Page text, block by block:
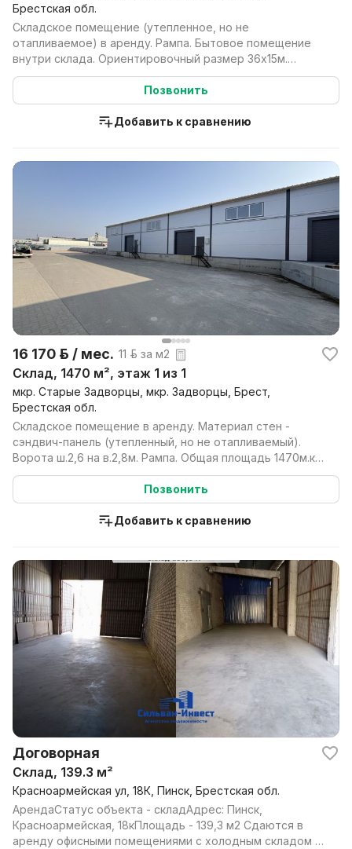
Брестская обл.
Складское помещение (утепленное, но не
отапливаемое) в аренду. Рампа. Бытовое помещение
внутри склада. Ориентировочный размер 36х15м.
Вопросы по телеф...
Позвонить
Добавить к сравнению
16 170 р. / мес. 11 р. за м2
Склад, 1470 м², этаж 1 из 1
мкр. Старые Задворцы, мкр. Задворцы, Брест,
Брестская обл.
Складское помещение в аренду. Материал стен -
сэндвич-панель (утепленный, но не отапливаемый).
Ворота ш.2,6 на в.2,8м. Рампа. Общая площадь 1470м.кв.
...
Позвонить
Добавить к сравнению
Договорная
Склад, 139.3 м²
Красноармейская ул, 18К, Пинск, Брестская обл.
АрендаСтатус объекта - складАдрес: Пинск,
Красноармейская, 18кПлощадь - 139,3 м2 Сдаются в
аренду офисными помещениями с холодным складом в